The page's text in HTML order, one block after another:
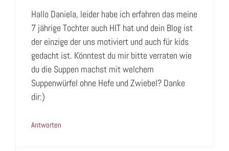
Hallo Daniela, leider habe ich erfahren das meine
7 jährige Tochter auch HIT hat und dein Blog ist
der einzige der uns motiviert und auch für kids
gedacht ist. Könntest du mir bitte verraten wie
du die Suppen machst mit welchem
Suppenwürfel ohne Hefe und Zwiebel? Danke
dir:)
Antworten